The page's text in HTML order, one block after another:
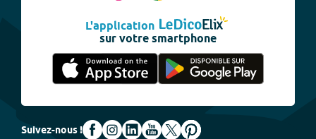
L'application
sur votre smartphone
Suivez-nous !